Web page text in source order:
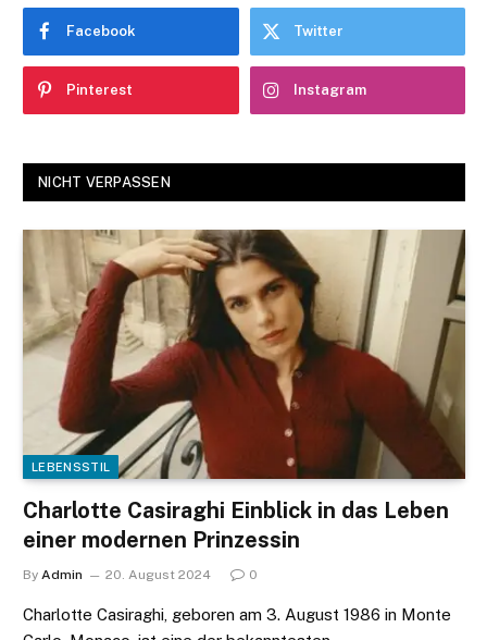
Facebook Twitter
Pinterest Instagram
NICHT VERPASSEN
LEBENSSTIL
Charlotte Casiraghi Einblick in das Leben
einer modernen Prinzessin
By Admin 20. August 2024 0
Charlotte Casiraghi, geboren am 3. August 1986 in Monte